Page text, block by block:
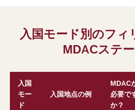
入国モード別のフィ
MDACステ
入国
モー
ド
入国地点の例
MDAC
必要で
か？